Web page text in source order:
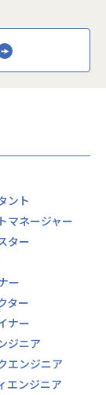
ント
マネージャー
ター
ー
ター
ナー
ジニア
エンジニア
エンジニア